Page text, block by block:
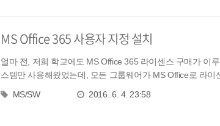
MS Office 365 사용자 지정 설치
얼마 전, 저희 학교에도 MS Office 365 라이센스 구매가 이
스템만 사용해왔었는데, 모든 그룹웨어가 MS Office로 라이
MS/SW
2016. 6. 4. 23:58